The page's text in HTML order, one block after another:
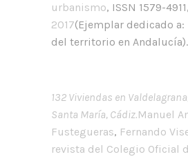
urbanismo, ISSN 1579-4911,
2017(Ejemplar dedicado a:
del territorio en Andalucía).
132 Viviendas en
Santa María, Cádiz.Manuel
Fustegueras, Fernando
revista del Colegio Oficial